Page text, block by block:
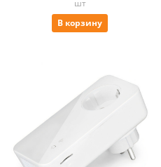
шт
В корзину